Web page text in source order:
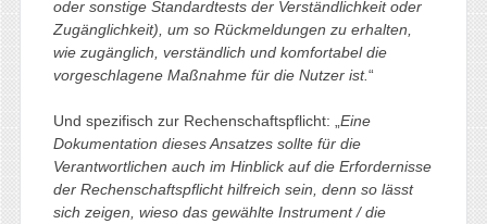
oder sonstige Standardtests der Verständlichkeit oder
Zugänglichkeit), um so Rückmeldungen zu erhalten,
wie zugänglich, verständlich und komfortabel die
vorgeschlagene Maßnahme für die Nutzer ist.“
Und spezifisch zur Rechenschaftspflicht: „ Eine
Dokumentation dieses Ansatzes sollte für die
Verantwortlichen auch im Hinblick auf die Erfordernisse
der Rechenschaftspflicht hilfreich sein, denn so lässt
sich zeigen, wieso das gewählte Instrument / die